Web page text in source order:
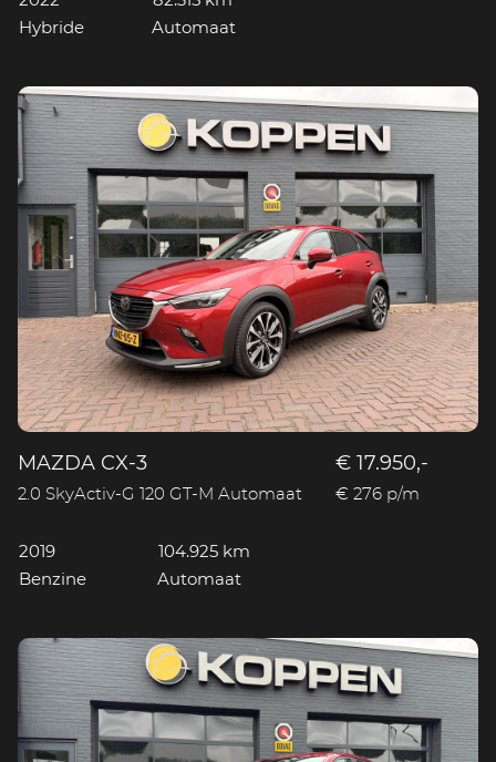
Hybride
Automaat
MAZDA CX-3
2.0 SkyActiv-G 120 GT-M Automaat
€ 17.950,-
€ 276 p/m
2019
104.925 km
Benzine
Automaat